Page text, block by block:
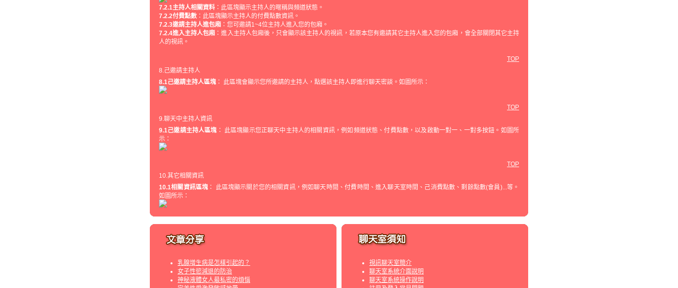
7.2.1主持人相關資料 ：此區塊顯示主持人的暱稱與頻道狀態。
7.2.2付費點數 ：此區塊顯示主持人的付費點數資訊。
7.2.3邀請主持人進包廂 ：您可邀請1~4位主持人進入您的包廂。
7.2.4進入主持人包廂 ：進入主持人包廂後，只會顯示該主持人的視訊，若原本您有邀請其它主持人進入您的包廂，會全部關閉其它主持
人的視訊。
TOP
8.己邀請主持人
8.1己邀請主持人區塊 ： 此區塊會顯示您所邀請的主持人，點選該主持人即進行聊天密談。如圖所示：
TOP
9.聊天中主持人資訊
9.1己邀請主持人區塊 ： 此區塊顯示您正聊天中主持人的相關資訊，例如頻道狀態、付費點數，以及啟動一對一、一對多按鈕。如圖所
示：
TOP
10.其它相關資訊
10.1相關資訊區塊 ： 此區塊顯示關於您的相關資訊，例如聊天時間、付費時間、進入聊天室時間、己消費點數、剩餘點數(會員)...等。
如圖所示：
乳腺增生病是怎樣引起的？
女子性慾減退的防治
神秘液體女人最私密的煩惱
視訊聊天室簡介
聊天室系統介面說明
聊天室系統操作說明